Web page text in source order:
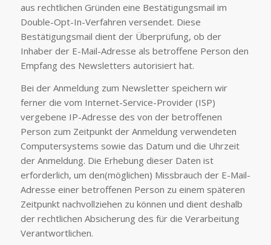
aus rechtlichen Gründen eine Bestätigungsmail im
Double-Opt-In-Verfahren versendet. Diese
Bestätigungsmail dient der Überprüfung, ob der
Inhaber der E-Mail-Adresse als betroffene Person den
Empfang des Newsletters autorisiert hat.
Bei der Anmeldung zum Newsletter speichern wir
ferner die vom Internet-Service-Provider (ISP)
vergebene IP-Adresse des von der betroffenen
Person zum Zeitpunkt der Anmeldung verwendeten
Computersystems sowie das Datum und die Uhrzeit
der Anmeldung. Die Erhebung dieser Daten ist
erforderlich, um den(möglichen) Missbrauch der E-Mail-
Adresse einer betroffenen Person zu einem späteren
Zeitpunkt nachvollziehen zu können und dient deshalb
der rechtlichen Absicherung des für die Verarbeitung
Verantwortlichen.